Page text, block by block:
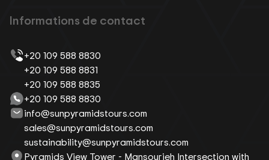
Informations de contact
+20 109 588 8830
+20 109 588 8831
+20 109 588 8835
+20 109 588 8830
info@sunpyramidstours.com
sales@sunpyramidstours.com
sustainability@sunpyramidstours.com
Pyramids View Tower - Mansourieh Intersection with